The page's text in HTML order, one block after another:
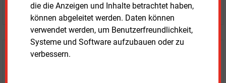
die die Anzeigen und Inhalte betrachtet haben,
können abgeleitet werden. Daten können
verwendet werden, um Benutzerfreundlichkeit,
Systeme und Software aufzubauen oder zu
verbessern.
JETZT KOSTENLOS TESTEN
Login für Kunden